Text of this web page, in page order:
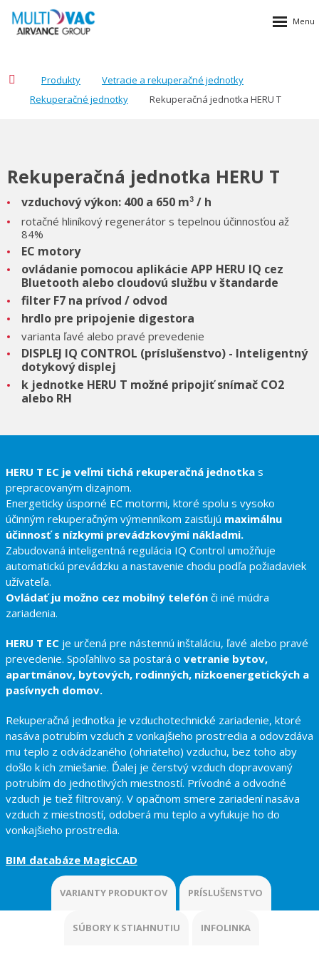
Produkty
Vetracie a rekuperačné jednotky
Rekuperačné jednotky
Rekuperačná jednotka HERU T
Rekuperačná jednotka HERU T
vzduchový výkon: 400 a 650 m3/ h
rotačné hliníkový regenerátor s tepelnou účinnosťou až
84%
EC motory
ovládanie pomocou aplikácie APP HERU IQ cez
Bluetooth alebo cloudovú službu v štandarde
filter F7 na prívod / odvod
hrdlo pre pripojenie digestora
varianta ľavé alebo pravé prevedenie
DISPLEJ IQ CONTROL (príslušenstvo) - Inteligentný
dotykový displej
k jednotke HERU T možné pripojiť snímač CO2
alebo RH
HERU T EC je veľmi tichá rekuperačná jednotka s
prepracovaným dizajnom.
Energeticky úsporné EC motormi, ktoré spolu s vysoko
účinným rekuperačným výmenníkom zaisťujú maximálnu
účinnosť s nízkymi prevádzkovými nákladmi.
Zabudovaná inteligentná regulácia IQ Control umožňuje
automatickú prevádzku a nastavenie chodu podľa požiadaviek
užívateľa.
Ovládať ju možno cez mobilný telefón či iné múdra
zariadenia.
HERU T EC je určená pre nástennú inštaláciu, ľavé alebo pravé
prevedenie. Spoľahlivo sa postará o vetranie bytov,
apartmánov, bytových, rodinných, nízkoenergetických a
pasívnych domov.
Rekuperačná jednotka je vzduchotechnické zariadenie, ktoré
nasáva potrubím vzduch z vonkajšieho prostredia a odovzdáva
mu teplo z odvádzaného (ohriateho) vzduchu, bez toho aby
došlo k ich zmiešanie. Ďalej je čerstvý vzduch dopravovaný
potrubím do jednotlivých miestností. Prívodné a odvodné
vzduch je tiež filtrovaný. V opačnom smere zariadení nasáva
vzduch z miestností, odoberá mu teplo a vyfukuje ho do
vonkajšieho prostredia.
BIM databáze MagicCAD
VARIANTY PRODUKTOV PRÍSLUŠENSTVO
SÚBORY K STIAHNUTIU INFOLINKA